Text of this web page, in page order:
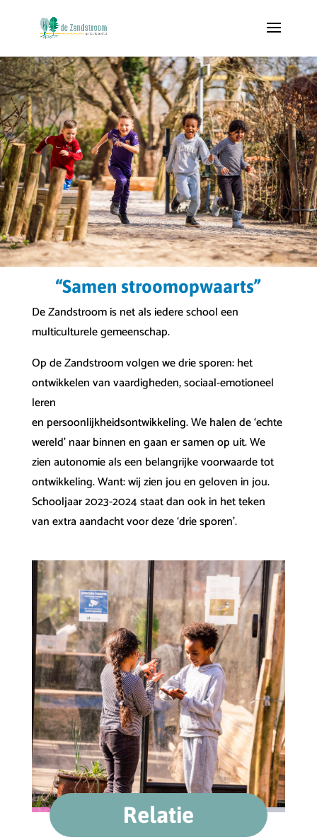
“Samen stroomopwaarts”
De Zandstroom is net als iedere school een
multiculturele gemeenschap.
Op de Zandstroom volgen we drie sporen: het
ontwikkelen van vaardigheden, sociaal-emotioneel
leren
en persoonlijkheidsontwikkeling. We halen de ‘echte
wereld’ naar binnen en gaan er samen op uit. We
zien autonomie als een belangrijke voorwaarde tot
ontwikkeling. Want: wij zien jou en geloven in jou.
Schooljaar 2023-2024 staat dan ook in het teken
van extra aandacht voor deze ‘drie sporen’.
Relatie